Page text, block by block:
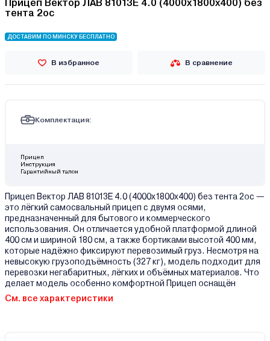
Прицеп Вектор ЛАВ 81013Е 4.0 (4000х1800х400) без
тента 2ос
ДОСТАВИМ ПО МИНСКУ БЕСПЛАТНО
В избранное В сравнение
Комплектация:
Прицеп
Инструкция
Гарантийный талон
Прицеп Вектор ЛАВ 81013Е 4.0 (4000х1800х400) без тента 2ос —
это лёгкий самосвальный прицеп с двумя осями,
предназначенный для бытового и коммерческого
использования. Он отличается удобной платформой длиной
400 см и шириной 180 см, а также бортиками высотой 400 мм,
которые надёжно фиксируют перевозимый груз. Несмотря на
невысокую грузоподъёмность (327 кг), модель подходит для
перевозки негабаритных, лёгких и объёмных материалов. Что
делает модель особенно комфортной Прицеп оснащён
См. все характеристики